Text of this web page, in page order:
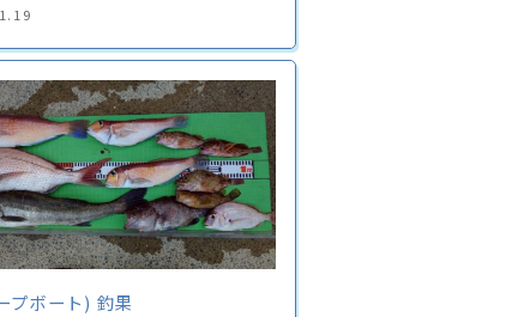
プボート) 釣果